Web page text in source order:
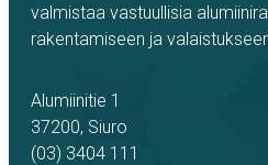
valmistaa vastuullisia
rakentamiseen ja
Alumiinitie 1
37200, Siuro
(03) 3404 111